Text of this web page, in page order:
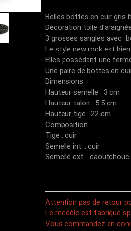
Belles bottes en cuir gris
Décoration toile
3 grosses sangles avec
Le style new rock est
Elles possèdent une
Une paire de bottes en
Dimensions
Hauteur semelle : 3 cm
Hauteur talon : 5.5 cm
Hauteur tige : 22 cm
Composition
Tige : cuir
Semelle int. : cuir
Semelle ext. : caoutchouc
Attention pas de retour
Le modèle est fabriqué
Vous commandez en